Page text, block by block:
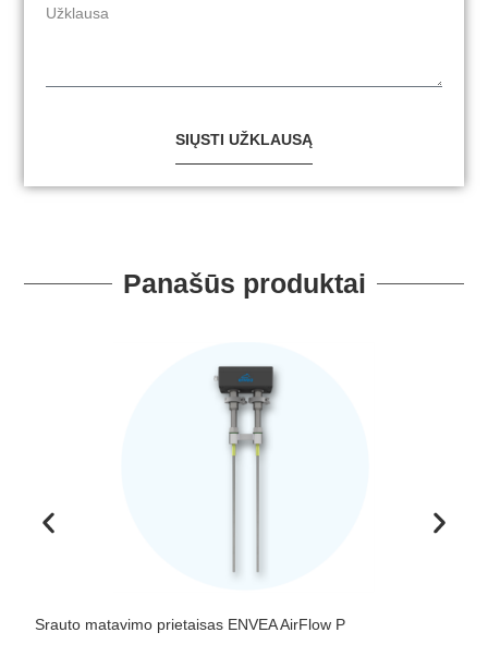
SIŲSTI UŽKLAUSĄ
Panašūs produktai
Srauto matavimo prietaisas ENVEA AirFlow P